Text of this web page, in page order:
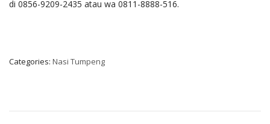
di 0856-9209-2435 atau wa 0811-8888-516.
Categories: Nasi Tumpeng